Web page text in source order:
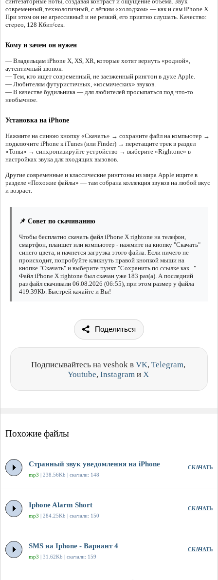
современный, технологичный, с лёгким «холодком» — как и сам iPhone X.
При этом он не агрессивный и не резкий, его приятно слушать. Качество:
стерео, 128 Кбит/сек.
Кому и зачем он нужен
— Владельцам iPhone X, XS, XR, которые хотят вернуть «родной»,
аутентичный звонок.
— Тем, кто ищет современный, не заезженный рингтон в духе Apple.
— Любителям футуристичных, «космических» звуков.
— В качестве будильника — для любителей просыпаться под что-то
необычное.
Установка на iPhone
Нажмите на синюю кнопку «Скачать» → сохраните файл на компьютер →
подключите iPhone к iTunes (или Finder) → перетащите трек в раздел
«Тоны» → синхронизируйте устройство → выберите «Rightone» в
настройках звука для входящих вызовов.
Другие современные и классические рингтоны из мира Apple ищите в
разделе «Похожие файлы» — там собрана коллекция звуков на любой вкус
и возраст.
📌 Совет по скачиванию
Чтобы бесплатно скачать файл iPhone X rightone на телефон,
смартфон, планшет или компьютер - нажмите на кнопку "Скачать"
синего цвета, и начнется загрузка этого файла. Если ничего не
происходит, попробуйте кликнуть правой кнопкой мыши на
кнопке "Скачать" и выберите пункт "Сохранить по ссылке как...".
Файл iPhone X rightone был скачан уже 183 раз(а). А последний
раз файл скачивали 06.08.2026 (06:55), при этом размер у файла
419.39Kb. Быстрей качайте и Вы!
Поделиться
Подписывайтесь на veshok в VK, Telegram,
Youtube, Instagram и X
Похожие файлы
Странный звук уведомления на iPhone
mp3 | 238.56Kb | скачали: 148
СКАЧАТЬ
Iphone Alarm Short
mp3 | 284.25Kb | скачали: 150
СКАЧАТЬ
SMS на Iphone - Вариант 4
mp3 | 31.62Kb | скачали: 159
СКАЧАТЬ